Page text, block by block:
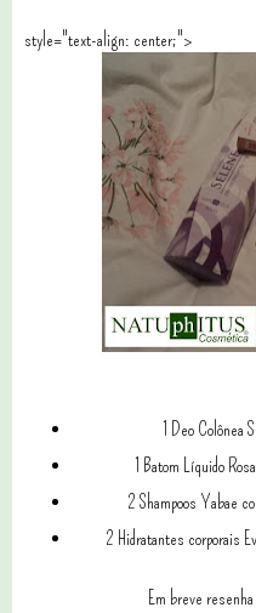
style="text-align: center;">
1 Deo Colônea
1 Batom Líquido
2 Shampoos Yabae
2 Hidratantes corporais
Em breve